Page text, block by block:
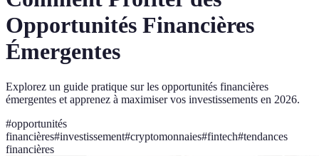
Opportunités Financières
Émergentes
Explorez un guide pratique sur les opportunités financières
émergentes et apprenez à maximiser vos investissements en 2026.
#opportunités
financières#investissement#cryptomonnaies#fintech#tendances
financières